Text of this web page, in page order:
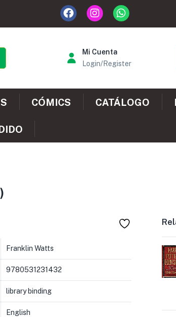
Mi Cuenta
Login/Register
CÓMICS CATÁLOGO
Franklin Watts
9780531231432
library binding
English